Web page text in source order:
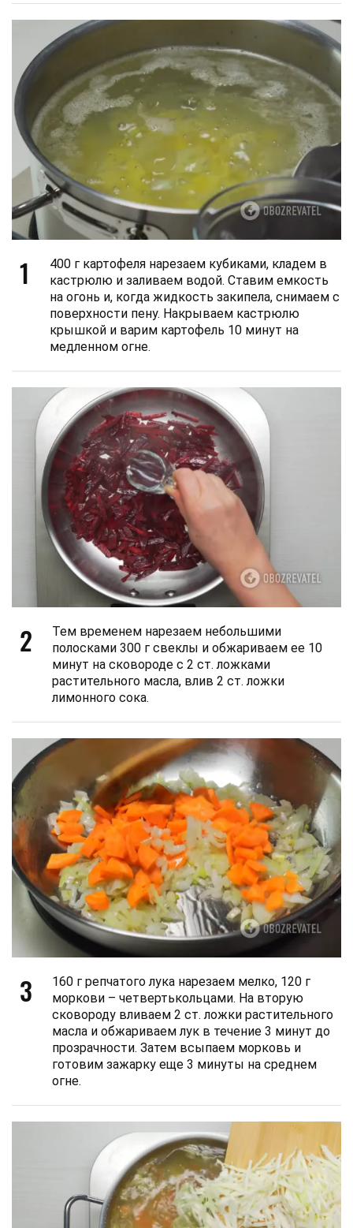
1
400 г картофеля нарезаем кубиками, кладем в
кастрюлю и заливаем водой. Ставим емкость
на огонь и, когда жидкость закипела, снимаем с
поверхности пену. Накрываем кастрюлю
крышкой и варим картофель 10 минут на
медленном огне.
2
Тем временем нарезаем небольшими
полосками 300 г свеклы и обжариваем ее 10
минут на сковороде с 2 ст. ложками
растительного масла, влив 2 ст. ложки
лимонного сока.
3
160 г репчатого лука нарезаем мелко, 120 г
моркови – четвертькольцами. На вторую
сковороду вливаем 2 ст. ложки растительного
масла и обжариваем лук в течение 3 минут до
прозрачности. Затем всыпаем морковь и
готовим зажарку еще 3 минуты на среднем
огне.